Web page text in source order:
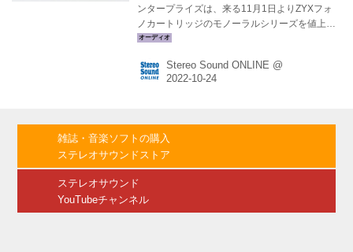
ンタープライズは、来る11月1日よりZYXフォ
ノカートリッジのモノーラルシリーズを値上げ
すると発表した。コイル線材、マグネット等、
た、モノーラルカートリッジシリーズ (R50-
MONOを除く) は、オプションにて「カーボン
改定の詳細は次のとおり ※表記価格はすべて税
別 ●ZYXモノーラルシリーズ価格改定一覧
Stereo Sound ONLINE @
雑誌・音楽ソフトの購入
ステレオサウンドストア
ステレオサウンド
YouTubeチャンネル